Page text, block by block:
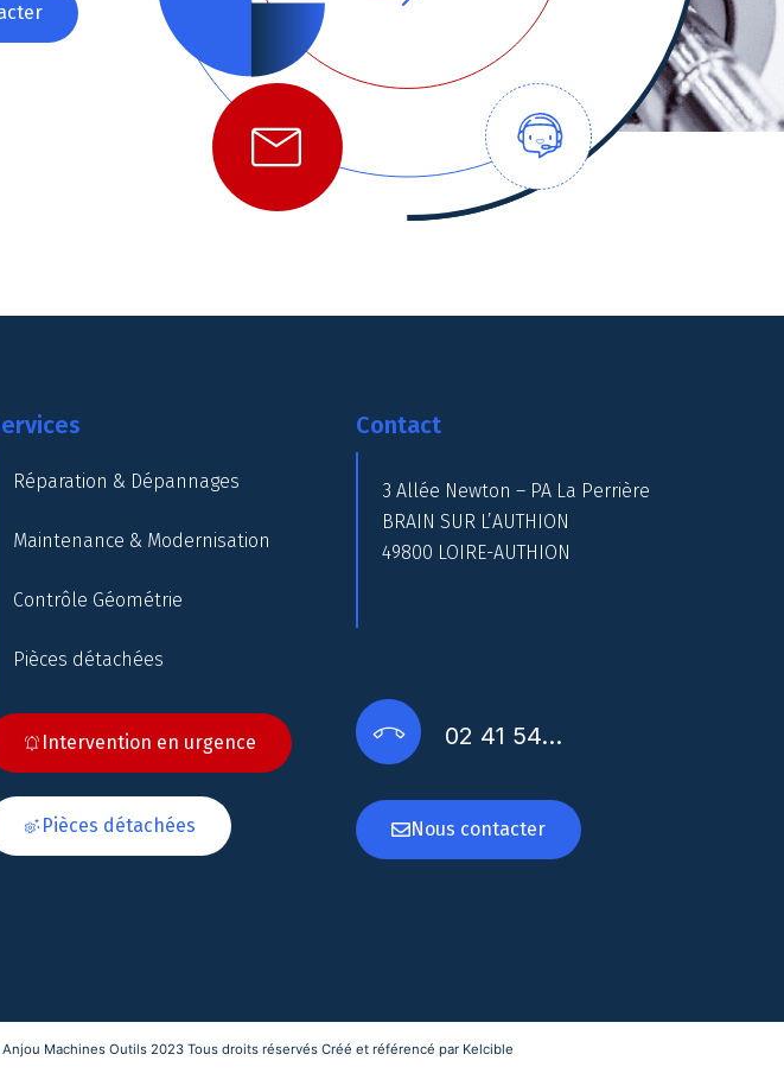
Réparation & Dépannages
Maintenance & Modernisation
Contrôle Géométrie
Pièces détachées
Intervention en urgence
Pièces détachées
Contact
3 Allée Newton – PA La Perrière
BRAIN SUR L’AUTHION
49800 LOIRE-AUTHION
02 41 54…
Nous contacter
Machines Outils 2023 Tous droits réservés Créé et référencé par Kelcible